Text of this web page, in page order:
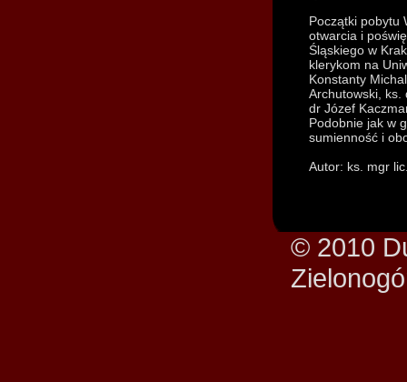
Początki pobytu
otwarcia i
Śląskiego w
klerykom na
Konstanty
Archutowski, ks.
dr Józef
Podobnie jak w
sumienność i
Autor: ks. mgr
© 2010